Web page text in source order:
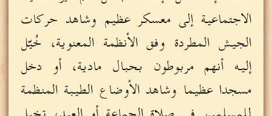
الاجتماعية إلى معسكر عظيم وشاهد حركات
الجيش المطردة وفق الأنظمة المعنوية، خُيّل
إليه أنهم مربوطون بحبال مادية، أو دخل
مسجدا عظيما وشاهد الأوضاع الطيبة المنظمة